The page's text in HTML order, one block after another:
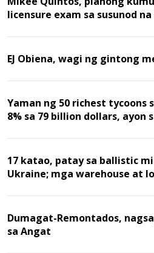
licensure exam sa susunod
EJ Obiena, wagi ng gintong
Yaman ng 50 richest tycoons
8% sa 79 billion dollars, ayon
17 katao, patay sa ballistic
Ukraine; mga warehouse at
Dumagat-Remontados,
sa Angat